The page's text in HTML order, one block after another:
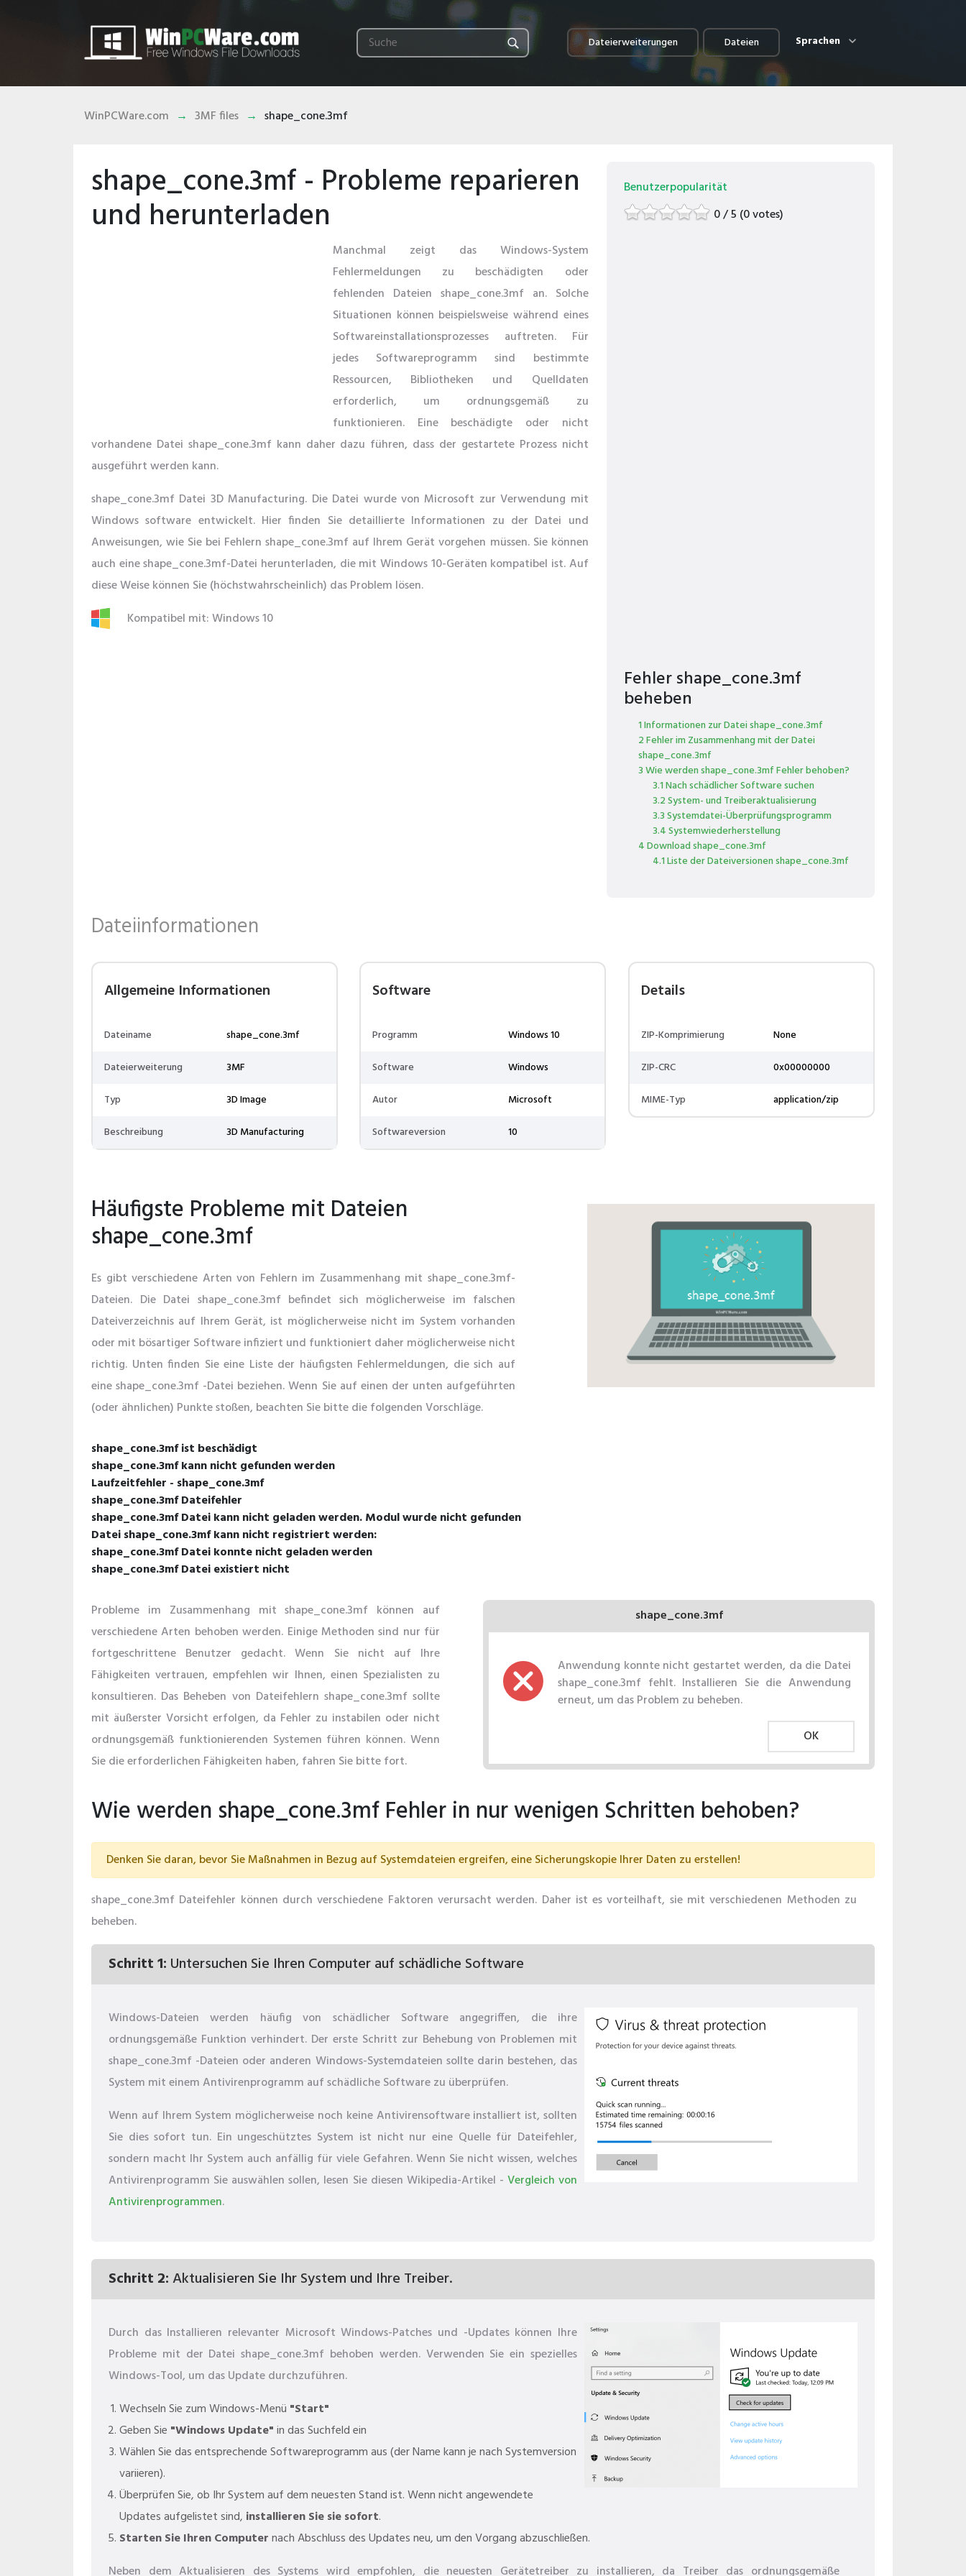
Dateierweiterungen Dateien Sprachen
WinPCWare.com 3MF files shape_cone.3mf
shape_cone.3mf - Probleme reparieren
und herunterladen
Manchmal zeigt das Windows-System
Fehlermeldungen zu beschädigten oder
fehlenden Dateien shape_cone.3mf an. Solche
Situationen können beispielsweise während eines
Softwareinstallationsprozesses auftreten. Für
jedes Softwareprogramm sind bestimmte
Ressourcen, Bibliotheken und Quelldaten
erforderlich, um ordnungsgemäß zu
funktionieren. Eine beschädigte oder nicht
vorhandene Datei shape_cone.3mf kann daher dazu führen, dass der gestartete Prozess nicht
ausgeführt werden kann.
shape_cone.3mf Datei 3D Manufacturing. Die Datei wurde von Microsoft zur Verwendung mit
Windows software entwickelt. Hier finden Sie detaillierte Informationen zu der Datei und
Anweisungen, wie Sie bei Fehlern shape_cone.3mf auf Ihrem Gerät vorgehen müssen. Sie können
auch eine shape_cone.3mf-Datei herunterladen, die mit Windows 10-Geräten kompatibel ist. Auf
diese Weise können Sie (höchstwahrscheinlich) das Problem lösen.
Kompatibel mit: Windows 10
Benutzerpopularität
0 / 5 (0 votes)
Fehler shape_cone.3mf
beheben
1 Informationen zur Datei shape_cone.3mf
2 Fehler im Zusammenhang mit der Datei
shape_cone.3mf
3 Wie werden shape_cone.3mf Fehler behoben?
3.1 Nach schädlicher Software suchen
3.2 System- und Treiberaktualisierung
3.3 Systemdatei-Überprüfungsprogramm
3.4 Systemwiederherstellung
4 Download shape_cone.3mf
4.1 Liste der Dateiversionen shape_cone.3mf
Dateiinformationen
Allgemeine Informationen
Dateiname
shape_cone.3mf
Dateierweiterung
3MF
Typ
3D Image
Beschreibung
3D Manufacturing
Software
Programm
Windows 10
Software
Windows
Autor
Microsoft
Softwareversion
10
Details
ZIP-Komprimierung
None
ZIP-CRC
0x00000000
MIME-Typ
application/zip
Häufigste Probleme mit Dateien
shape_cone.3mf
Es gibt verschiedene Arten von Fehlern im Zusammenhang mit shape_cone.3mf-
Dateien. Die Datei shape_cone.3mf befindet sich möglicherweise im falschen
Dateiverzeichnis auf Ihrem Gerät, ist möglicherweise nicht im System vorhanden
oder mit bösartiger Software infiziert und funktioniert daher möglicherweise nicht
richtig. Unten finden Sie eine Liste der häufigsten Fehlermeldungen, die sich auf
eine shape_cone.3mf -Datei beziehen. Wenn Sie auf einen der unten aufgeführten
(oder ähnlichen) Punkte stoßen, beachten Sie bitte die folgenden Vorschläge.
shape_cone.3mf ist beschädigt
shape_cone.3mf kann nicht gefunden werden
Laufzeitfehler - shape_cone.3mf
shape_cone.3mf Dateifehler
shape_cone.3mf Datei kann nicht geladen werden. Modul wurde nicht gefunden
Datei shape_cone.3mf kann nicht registriert werden:
shape_cone.3mf Datei konnte nicht geladen werden
shape_cone.3mf Datei existiert nicht
shape_cone.3mf
Anwendung konnte nicht gestartet werden, da die Datei
shape_cone.3mf fehlt. Installieren Sie die Anwendung
erneut, um das Problem zu beheben.
OK
Probleme im Zusammenhang mit shape_cone.3mf können auf
verschiedene Arten behoben werden. Einige Methoden sind nur für
fortgeschrittene Benutzer gedacht. Wenn Sie nicht auf Ihre
Fähigkeiten vertrauen, empfehlen wir Ihnen, einen Spezialisten zu
konsultieren. Das Beheben von Dateifehlern shape_cone.3mf sollte
mit äußerster Vorsicht erfolgen, da Fehler zu instabilen oder nicht
ordnungsgemäß funktionierenden Systemen führen können. Wenn
Sie die erforderlichen Fähigkeiten haben, fahren Sie bitte fort.
Wie werden shape_cone.3mf Fehler in nur wenigen Schritten behoben?
Denken Sie daran, bevor Sie Maßnahmen in Bezug auf Systemdateien ergreifen, eine Sicherungskopie Ihrer Daten zu erstellen!
shape_cone.3mf Dateifehler können durch verschiedene Faktoren verursacht werden. Daher ist es vorteilhaft, sie mit verschiedenen Methoden zu
beheben.
Schritt 1: Untersuchen Sie Ihren Computer auf schädliche Software
Windows-Dateien werden häufig von schädlicher Software angegriffen, die ihre
ordnungsgemäße Funktion verhindert. Der erste Schritt zur Behebung von Problemen mit
shape_cone.3mf -Dateien oder anderen Windows-Systemdateien sollte darin bestehen, das
System mit einem Antivirenprogramm auf schädliche Software zu überprüfen.
Wenn auf Ihrem System möglicherweise noch keine Antivirensoftware installiert ist, sollten
Sie dies sofort tun. Ein ungeschütztes System ist nicht nur eine Quelle für Dateifehler,
sondern macht Ihr System auch anfällig für viele Gefahren. Wenn Sie nicht wissen, welches
Antivirenprogramm Sie auswählen sollen, lesen Sie diesen Wikipedia-Artikel - Vergleich von
Antivirenprogrammen.
Schritt 2:Aktualisieren Sie Ihr System und Ihre Treiber.
Durch das Installieren relevanter Microsoft Windows-Patches und -Updates können Ihre
Probleme mit der Datei shape_cone.3mf behoben werden. Verwenden Sie ein spezielles
Windows-Tool, um das Update durchzuführen.
Wechseln Sie zum Windows-Menü "Start"
Geben Sie "Windows Update"in das Suchfeld ein
Wählen Sie das entsprechende Softwareprogramm aus (der Name kann je nach Systemversion
variieren).
Überprüfen Sie, ob Ihr System auf dem neuesten Stand ist. Wenn nicht angewendete
Updates aufgelistet sind, installieren Sie sie sofort.
Starten Sie Ihren Computernach Abschluss des Updates neu, um den Vorgang abzuschließen.
Neben dem Aktualisieren des Systems wird empfohlen, die neuesten Gerätetreiber zu installieren, da Treiber das ordnungsgemäße